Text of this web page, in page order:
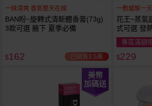
一抹清爽 香氣整天在線
BAN盼~旋轉式清新體香膏(73g)
3款可選 腋下 夏季必備
$162 已銷售3.5萬
一敷缓解一
花王~蒸氣
式可選 發
專區滿額
$229
美幣
加碼送